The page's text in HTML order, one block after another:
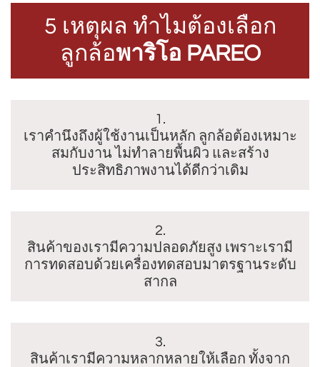
5 เหตุผล ทำไมต้องเลือก
ลูกล้อพาริโอ PAREO
1.
เราคำนึงถึงผู้ใช้งานเป็นหลัก ลูกล้อต้องเหมาะ
สมกับงาน ไม่ทำลายพื้นผิว และสร้าง
ประสิทธิภาพงานได้ดีกว่าเดิม
2.
สินค้าของเรามีความปลอดภัยสูง เพราะเรามี
การทดสอบด้วยเครื่องทดสอบมาตรฐานระดับ
สากล
3.
สินค้าเรามีความหลากหลายให้เลือก ทั้งจาก